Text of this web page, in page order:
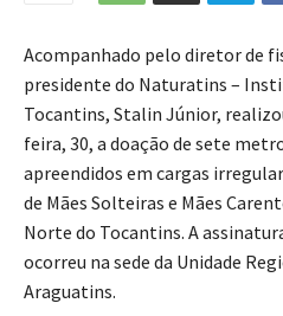
Acompanhado pelo diretor de
presidente do Naturatins –
Tocantins, Stalin Júnior,
feira, 30, a doação de sete
apreendidos em cargas
de Mães Solteiras e Mães
Norte do Tocantins. A
ocorreu na sede da Unidade
Araguatins.